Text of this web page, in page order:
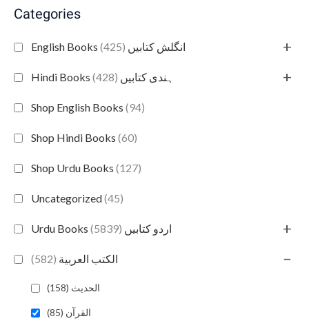
Categories
English Books انگلش کتابیں (425) +
Hindi Books ہندی کتابیں (428) +
Shop English Books (94)
Shop Hindi Books (60)
Shop Urdu Books (127)
Uncategorized(45)
Urdu Books اردو کتابیں (5839) +
الكتب العربية (582) −
الحديث (158)
القرآن (85)